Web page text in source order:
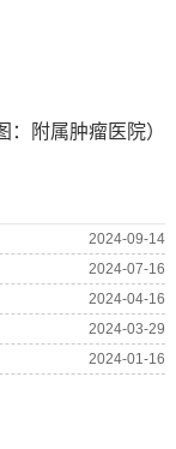
：附属肿瘤医院）